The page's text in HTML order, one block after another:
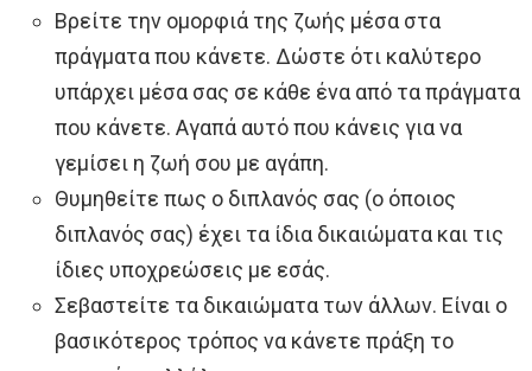
Βρείτε την ομορφιά της ζωής μέσα στα
πράγματα που κάνετε. Δώστε ότι καλύτερο
υπάρχει μέσα σας σε κάθε ένα από τα πράγματα
που κάνετε. Αγαπά αυτό που κάνεις για να
γεμίσει η ζωή σου με αγάπη.
Θυμηθείτε πως ο διπλανός σας (ο όποιος
διπλανός σας) έχει τα ίδια δικαιώματα και τις
ίδιες υποχρεώσεις με εσάς.
Σεβαστείτε τα δικαιώματα των άλλων. Είναι ο
βασικότερος τρόπος να κάνετε πράξη το